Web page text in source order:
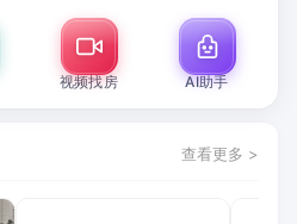
视频找房 AI助手
查看更多 >